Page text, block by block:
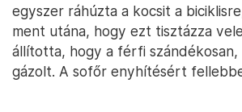
egyszer ráhúzta a kocsit a
ment utána, hogy ezt tisztázza
állította, hogy a férfi szándékosan,
gázolt. A sofőr enyhítésért